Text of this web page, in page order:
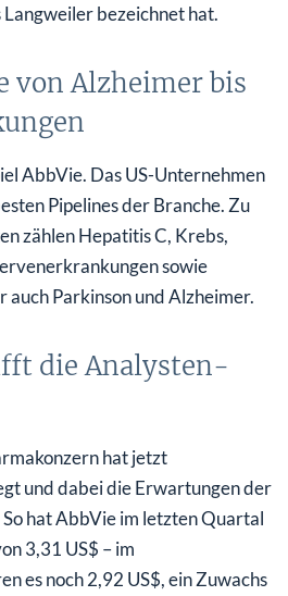
bezeichnet hat.
von Alzheimer bis
AbbVie. Das US-Unternehmen
Pipelines der Branche. Zu
zählen Hepatitis C, Krebs,
sowie
auch Parkinson und Alzheimer.
die Analysten-
hat jetzt
und dabei die Erwartungen der
hat AbbVie im letzten Quartal
3,31 US$ – im
es noch 2,92 US$, ein Zuwachs